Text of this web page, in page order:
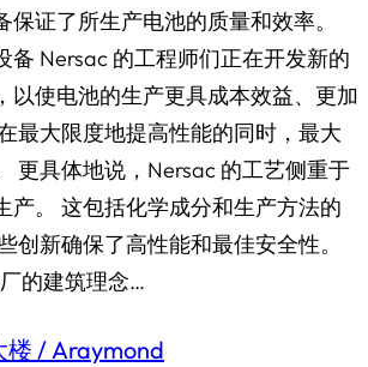
证了所生产电池的质量和效率。
备 Nersac 的工程师们正在开发新的
以使电池的生产更具成本效益、更加
最大限度地提高性能的同时，最大
更具体地说，Nersac 的工艺侧重于
产。 这包括化学成分和生产方法的
创新确保了高性能和最佳安全性。
的建筑理念…
楼 / Araymond